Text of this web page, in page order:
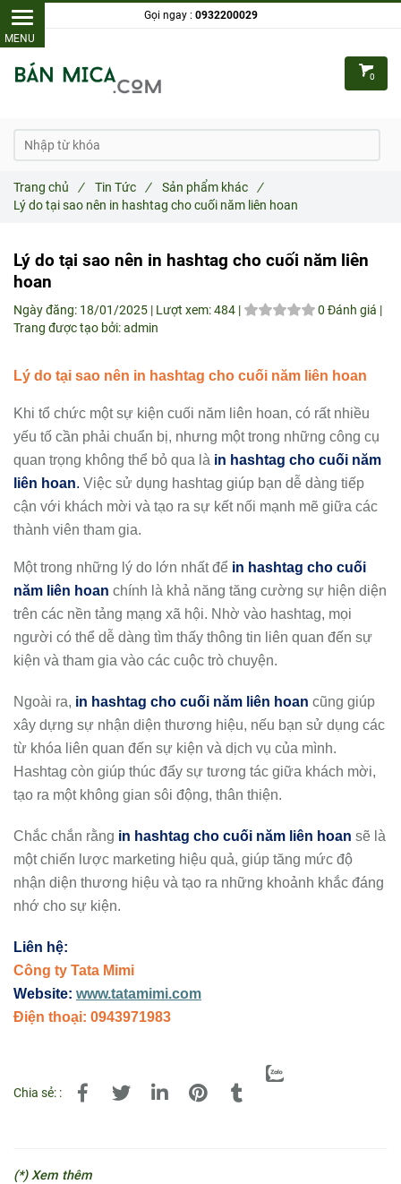
Lý do tại sao nên in hashtag cho cuối năm liên
hoan
Ngày đăng: 18/01/2025 | Lượt xem:484 | 0 Đánh giá |
Trang được tạo bởi: admin
Lý do tại sao nên in hashtag cho cuối năm liên hoan
Khi tổ chức một sự kiện cuối năm liên hoan, có rất nhiều
yếu tố cần phải chuẩn bị, nhưng một trong những công cụ
quan trọng không thể bỏ qua là in hashtag cho cuối năm
liên hoan. Việc sử dụng hashtag giúp bạn dễ dàng tiếp
cận với khách mời và tạo ra sự kết nối mạnh mẽ giữa các
thành viên tham gia.
Một trong những lý do lớn nhất để in hashtag cho cuối
năm liên hoan chính là khả năng tăng cường sự hiện diện
trên các nền tảng mạng xã hội. Nhờ vào hashtag, mọi
người có thể dễ dàng tìm thấy thông tin liên quan đến sự
kiện và tham gia vào các cuộc trò chuyện.
Ngoài ra, in hashtag cho cuối năm liên hoan cũng giúp
xây dựng sự nhận diện thương hiệu, nếu bạn sử dụng các
từ khóa liên quan đến sự kiện và dịch vụ của mình.
Hashtag còn giúp thúc đẩy sự tương tác giữa khách mời,
tạo ra một không gian sôi động, thân thiện.
Chắc chắn rằng in hashtag cho cuối năm liên hoan sẽ là
một chiến lược marketing hiệu quả, giúp tăng mức độ
nhận diện thương hiệu và tạo ra những khoảnh khắc đáng
nhớ cho sự kiện.
Liên hệ:
Công ty Tata Mimi
Website: www.tatamimi.com
Điện thoại: 0943971983
Chia sẻ: :
(*) Xem thêm
Trang chủ / Tin Tức / Sản phẩm khác /
Lý do tại sao nên in hashtag cho cuối năm liên hoan
Gọi ngay : 0932200029
0